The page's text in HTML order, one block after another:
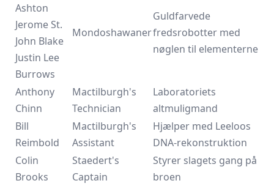
Ashton
Jerome St.
John Blake
Justin Lee
Burrows
Mondoshawaner
Guldfarvede
fredsrobotter med
nøglen til elementerne
Anthony
Chinn
Mactilburgh's
Technician
Laboratoriets
altmuligmand
Bill
Reimbold
Mactilburgh's
Assistant
Hjælper med Leeloos
DNA-rekonstruktion
Colin
Brooks
Staedert's
Captain
Styrer slagets gang på
broen